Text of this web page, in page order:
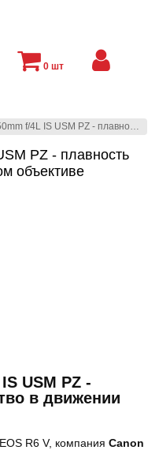
PZ - плавность кино и мощь L-серии в одном объективе
PZ - плавность
объективе
USM PZ -
в движении
R6 V, компания Canon
0 шт